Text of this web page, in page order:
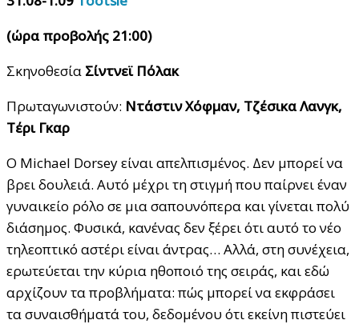
(ώρα προβολής 21:00)
Σκηνοθεσία Σίντνεϊ Πόλακ
Πρωταγωνιστούν: Ντάστιν Χόφμαν, Τζέσικα Λανγκ,
Τέρι Γκαρ
Ο Michael Dorsey είναι απελπισμένος. Δεν μπορεί να
βρει δουλειά. Αυτό μέχρι τη στιγμή που παίρνει έναν
γυναικείο ρόλο σε μια σαπουνόπερα και γίνεται πολύ
διάσημος. Φυσικά, κανένας δεν ξέρει ότι αυτό το νέο
τηλεοπτικό αστέρι είναι άντρας… Αλλά, στη συνέχεια,
ερωτεύεται την κύρια ηθοποιό της σειράς, και εδώ
αρχίζουν τα προβλήματα: πώς μπορεί να εκφράσει
τα συναισθήματά του, δεδομένου ότι εκείνη πιστεύει